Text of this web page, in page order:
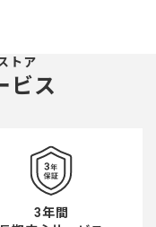
トア
ビス
3年間